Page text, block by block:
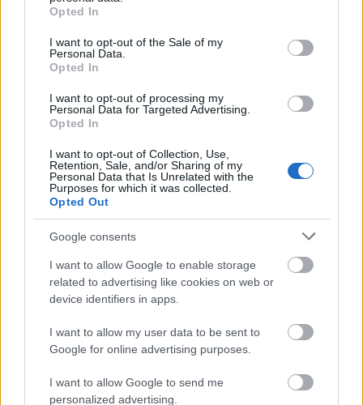
grant or deny consent to Google and its third-party tags to
use your data for below specified purposes in below Google
consent section.
Opted In
I want to opt-out of the Sale of my
Personal Data.
Opted In
I want to opt-out of processing my
Personal Data for Targeted Advertising.
Opted In
I want to opt-out of Collection, Use,
Retention, Sale, and/or Sharing of my
Personal Data that Is Unrelated with the
Purposes for which it was collected.
Opted Out
Google consents
I want to allow Google to enable storage
related to advertising like cookies on web or
device identifiers in apps.
I want to allow my user data to be sent to
Google for online advertising purposes.
I want to allow Google to send me
personalized advertising.
Stërvitja eliptike është një mënyrë e shkëlqyer për
të përmirësuar shëndetin kardiovaskular. Ai
angazhon zemrën dhe mushkëritë, duke çuar në
efikasitet të përmirësuar. Përdorimi i rregullt i
forcon këto organe, duke siguruar qarkullim më të
mirë dhe shpërndarje më të mirë të oksigjenit.
Kjo formë ushtrimi ndihmon në ndërtimin e
qëndrueshmërisë dhe qëndresës. Pavarësisht nëse
preferoni stërvitje kardio me gjendje të
qëndrueshme apo stërvitje me intervale me
intensitet të lartë, një eliptik mund t'i përshtatet
nevojave tuaja. Ai ju lejon të personalizoni stërvitjet
tuaja, duke përfituar në të njëjtën kohë shëndetin
tuaj kardiovaskular.